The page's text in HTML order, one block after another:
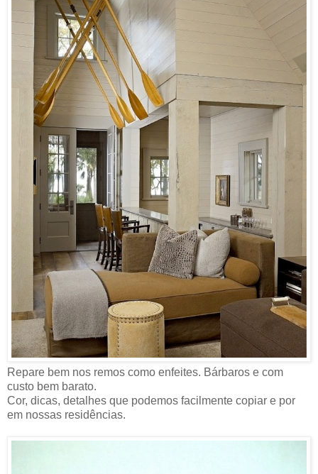
Repare bem nos remos como enfeites. Bárbaros e com
custo bem barato.
Cor, dicas, detalhes que podemos facilmente copiar e por
em nossas residências.